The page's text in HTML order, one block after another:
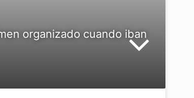
organizado cuando iban